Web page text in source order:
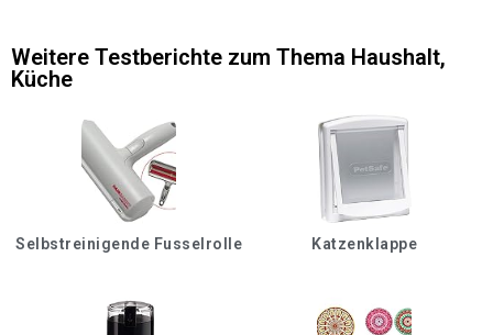
Weitere Testberichte zum Thema Haushalt,
Küche
Selbstreinigende Fusselrolle Katzenklappe